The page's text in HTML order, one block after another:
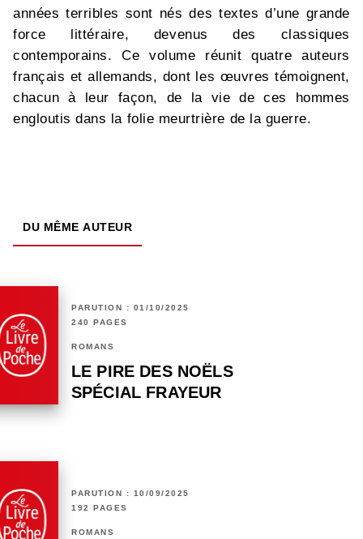
années terribles sont nés des textes d’une grande
force littéraire, devenus des classiques
contemporains. Ce volume réunit quatre auteurs
français et allemands, dont les œuvres témoignent,
chacun à leur façon, de la vie de ces hommes
engloutis dans la folie meurtrière de la guerre.
DU MÊME AUTEUR
PARUTION : 01/10/2025
240 PAGES
ROMANS
LE PIRE DES NOËLS
SPÉCIAL FRAYEUR
PARUTION : 10/09/2025
192 PAGES
ROMANS